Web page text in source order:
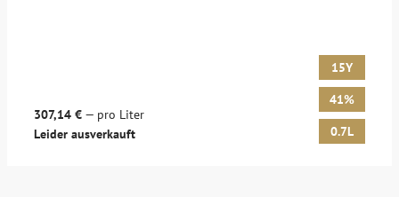
307,14 € — pro Liter
Leider ausverkauft
15Y
41%
0.7L